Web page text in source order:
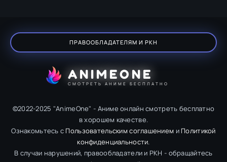
ПРАВООБЛАДАТЕЛЯМ И РКН
ANIMEONE
СМОТРЕТЬ АНИМЕ БЕСПЛАТНО
©2022-2025 "AnimeOne" - Аниме онлайн смотреть бесплатно
в хорошем качестве.
Ознакомьтесь с Пользовательским соглашением и Политикой
конфиденциальности.
В случаи нарушений, правообладатели и РКН - обращайтесь